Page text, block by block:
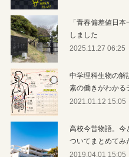
「青春偏差値日
しました
2025.11.27 06:25
中学理科生物の
素の働きがわかる
2021.01.12 15:05
高校今昔物語。今
ついてまとめてみ
2019.04.01 15:05